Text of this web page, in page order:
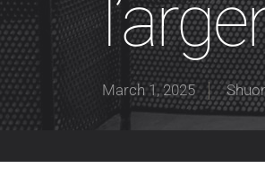
March 1, 2025